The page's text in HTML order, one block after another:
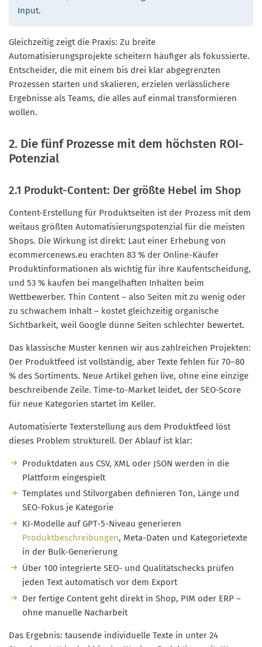
Input.
Gleichzeitig zeigt die Praxis: Zu breite
Automatisierungsprojekte scheitern häufiger als fokussierte.
Entscheider, die mit einem bis drei klar abgegrenzten
Prozessen starten und skalieren, erzielen verlässlichere
Ergebnisse als Teams, die alles auf einmal transformieren
wollen.
2. Die fünf Prozesse mit dem höchsten ROI-
Potenzial
2.1 Produkt-Content: Der größte Hebel im Shop
Content-Erstellung für Produktseiten ist der Prozess mit dem
weitaus größten Automatisierungspotenzial für die meisten
Shops. Die Wirkung ist direkt: Laut einer Erhebung von
ecommercenews.eu erachten 83 % der Online-Käufer
Produktinformationen als wichtig für ihre Kaufentscheidung,
und 53 % kaufen bei mangelhaften Inhalten beim
Wettbewerber. Thin Content – also Seiten mit zu wenig oder
zu schwachem Inhalt – kostet gleichzeitig organische
Sichtbarkeit, weil Google dünne Seiten schlechter bewertet.
Das klassische Muster kennen wir aus zahlreichen Projekten:
Der Produktfeed ist vollständig, aber Texte fehlen für 70–80
% des Sortiments. Neue Artikel gehen live, ohne eine einzige
beschreibende Zeile. Time-to-Market leidet, der SEO-Score
für neue Kategorien startet im Keller.
Automatisierte Texterstellung aus dem Produktfeed löst
dieses Problem strukturell. Der Ablauf ist klar:
Produktdaten aus CSV, XML oder JSON werden in die
Plattform eingespielt
Templates und Stilvorgaben definieren Ton, Länge und
SEO-Fokus je Kategorie
KI-Modelle auf GPT-5-Niveau generieren
Produktbeschreibungen, Meta-Daten und Kategorietexte
in der Bulk-Generierung
Über 100 integrierte SEO- und Qualitätschecks prüfen
jeden Text automatisch vor dem Export
Der fertige Content geht direkt in Shop, PIM oder ERP –
ohne manuelle Nacharbeit
Das Ergebnis: tausende individuelle Texte in unter 24